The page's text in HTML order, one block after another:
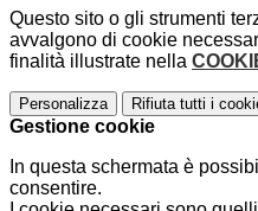
Questo sito o gli strumenti
avvalgono di cookie
finalità illustrate nella
Personalizza Rifiuta tutti i
Gestione cookie
In questa schermata è
consentire.